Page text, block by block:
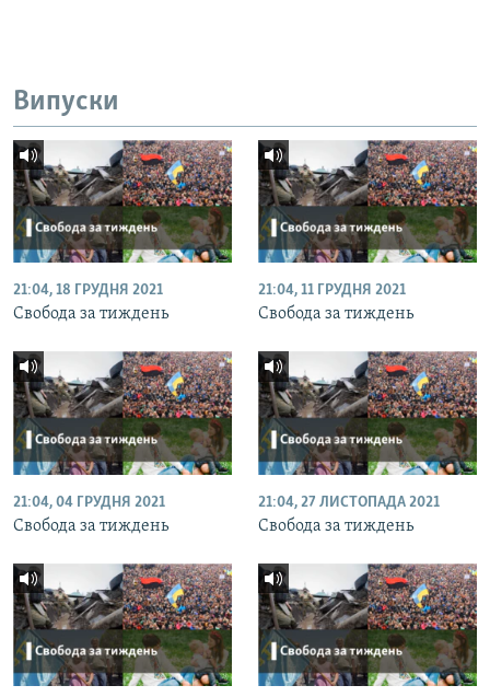
Випуски
21:04, 18 ГРУДНЯ 2021
Свобода за тиждень
21:04, 11 ГРУДНЯ 2021
Свобода за тиждень
21:04, 04 ГРУДНЯ 2021
Свобода за тиждень
21:04, 27 ЛИСТОПАДА 2021
Свобода за тиждень